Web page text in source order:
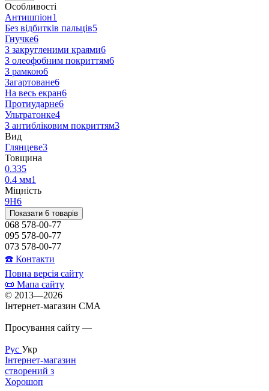
Особливості
Антишпіон1
Без відбитків пальців5
Гнучке6
З закругленими краями6
З олеофобним покриттям6
З рамкою6
Загартоване6
На весь екран6
Протиударне6
Ультратонке4
З антибліковим покриттям3
Вид
Глянцеве3
Товщина
0.335
0.4 мм1
Міцність
9H6
Показати 6 товарів
068 578-00-77
095 578-00-77
073 578-00-77
☎️ Контакти
Повна версія сайту
📜 Мапа сайту
© 2013—2026
Інтернет-магазин CMA
Просування сайту —
Рус Укр
Інтернет-магазин
створений з
Хорошоп